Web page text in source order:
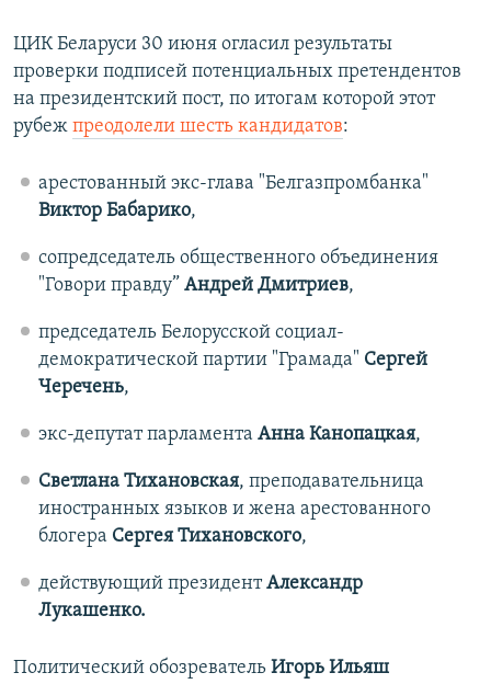
ЦИК Беларуси 30 июня огласил результаты
проверки подписей потенциальных претендентов
на президентский пост, по итогам которой этот
рубеж преодолели шесть кандидатов:
арестованный экс-глава "Белгазпромбанка"
Виктор Бабарико,
сопредседатель общественного объединения
"Говори правду” Андрей Дмитриев,
председатель Белорусской социал-
демократической партии "Грамада" Сергей
Черечень,
экс-депутат парламента Анна Канопацкая,
Светлана Тихановская, преподавательница
иностранных языков и жена арестованного
блогера Сергея Тихановского,
действующий президентАлександр
Лукашенко.
Политический обозреватель Игорь Ильяш